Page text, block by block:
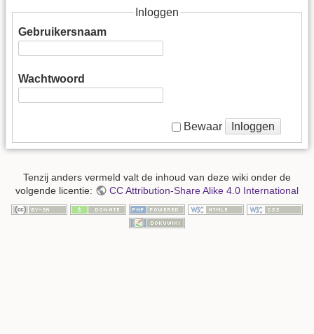
Inloggen
Gebruikersnaam
Wachtwoord
Bewaar Inloggen
Tenzij anders vermeld valt de inhoud van deze wiki onder de
volgende licentie:
CC Attribution-Share Alike 4.0 International